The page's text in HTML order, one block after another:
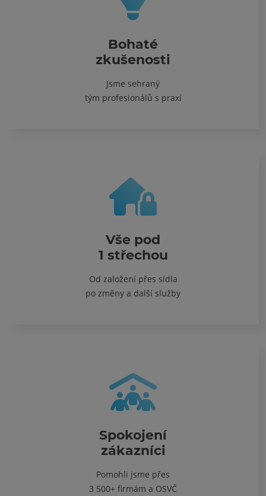
Bohaté
zkušenosti
Jsme sehraný
tým profesionálů s praxí
Vše pod
1 střechou
Od založení přes sídla
po změny a další služby
Spokojení
zákazníci
Pomohli jsme přes
3 500+ firmám a OSVČ